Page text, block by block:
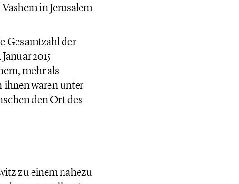
in Jerusalem
Gesamtzahl der
2015
mehr als
ihnen waren unter
den Ort des
zu einem nahezu